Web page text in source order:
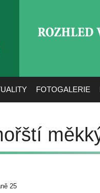
FOTOGALERIE
25